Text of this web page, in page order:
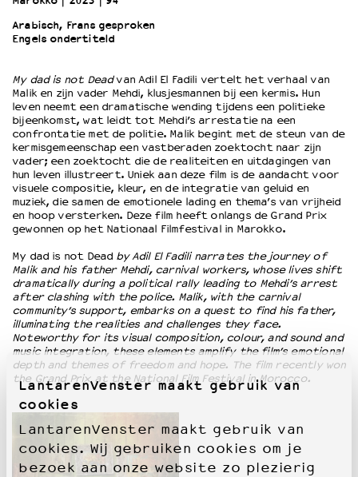
LantarenVenster maakt gebruik van
cookies
LantarenVenster maakt gebruik van
cookies. Wij gebruiken cookies om je
bezoek aan onze website zo plezierig
OVER LANTARENVENSTER
Werken bij
Wie is wie
Word vriend
Historie
Partners
Huisregels
Privacyverklaring
Integriteits- en gedragscode
Duurzaamheid
Culturele boycot Israël
Ruimte voor artistieke vrijheid – VNPF
Arabisch, Frans gesproken
Engels ondertiteld
My dad is not Deadvan Adil El Fadili vertelt het verhaal van
Malik en zijn vader Mehdi, klusjesmannen bij een kermis. Hun
leven neemt een dramatische wending tijdens een politieke
bijeenkomst, wat leidt tot Mehdi’s arrestatie na een
confrontatie met de politie. Malik begint met de steun van de
kermisgemeenschap een vastberaden zoektocht naar zijn
vader; een zoektocht die de realiteiten en uitdagingen van
hun leven illustreert. Uniek aan deze film is de aandacht voor
visuele compositie, kleur, en de integratie van geluid en
muziek, die samen de emotionele lading en thema’s van vrijheid
en hoop versterken. Deze film heeft onlangs de Grand Prix
gewonnen op het Nationaal Filmfestival in Marokko.
My dad is not Dead by Adil El Fadili narrates the journey of
Malik and his father Mehdi, carnival workers, whose lives shift
dramatically during a political rally leading to Mehdi’s arrest
after clashing with the police. Malik, with the carnival
community’s support, embarks on a quest to find his father,
illuminating the realities and challenges they face.
Noteworthy for its visual composition, colour, and sound and
music integration, these elements amplify the film’s emotional
depth and themes of freedom and hope. The film recently won
the Grand Prix at the National Film Festival in Morocco.